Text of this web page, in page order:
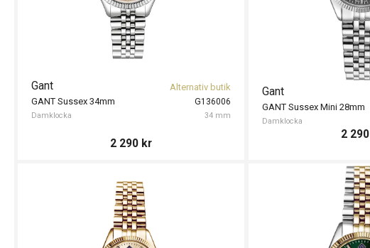
G136006
Gant
Damklocka 34 mm
GANT Sussex 34mm
Alternativ butik
2 290 kr
Gant
Damklocka
GANT Sussex Mini 28mm
2 290